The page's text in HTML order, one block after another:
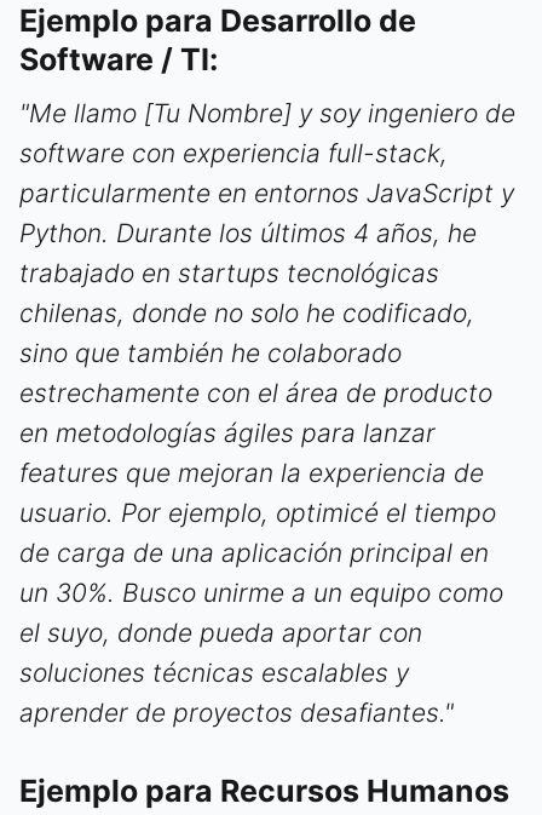
Ejemplo para Desarrollo de
Software / TI:
"Me llamo [Tu Nombre] y soy ingeniero de
software con experiencia full-stack,
particularmente en entornos JavaScript y
Python. Durante los últimos 4 años, he
trabajado en startups tecnológicas
chilenas, donde no solo he codificado,
sino que también he colaborado
estrechamente con el área de producto
en metodologías ágiles para lanzar
features que mejoran la experiencia de
usuario. Por ejemplo, optimicé el tiempo
de carga de una aplicación principal en
un 30%. Busco unirme a un equipo como
el suyo, donde pueda aportar con
soluciones técnicas escalables y
aprender de proyectos desafiantes."
Ejemplo para Recursos Humanos